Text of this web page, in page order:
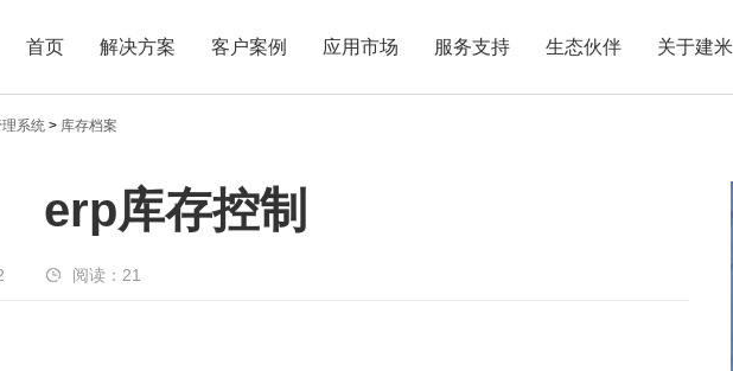
首页 解决方案 客户案例 应用市场 服务支持 生态伙伴 关于建米
系统 > 库存档案
erp库存控制
阅读： 21